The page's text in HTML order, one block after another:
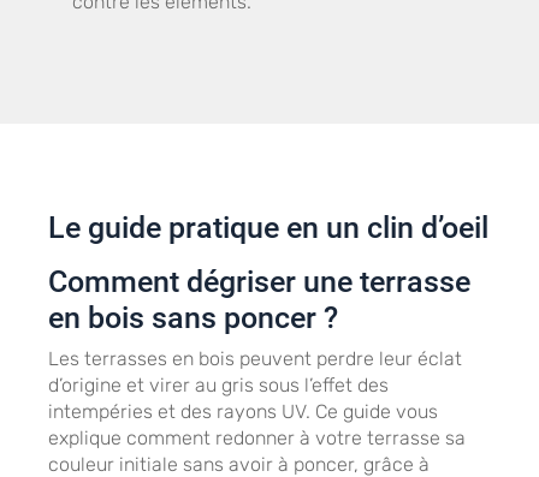
Le guide pratique en un clin d’oeil
Comment dégriser une terrasse
en bois sans poncer ?
Les terrasses en bois peuvent perdre leur éclat
d’origine et virer au gris sous l’effet des
intempéries et des rayons UV. Ce guide vous
explique comment redonner à votre terrasse sa
couleur initiale sans avoir à poncer, grâce à